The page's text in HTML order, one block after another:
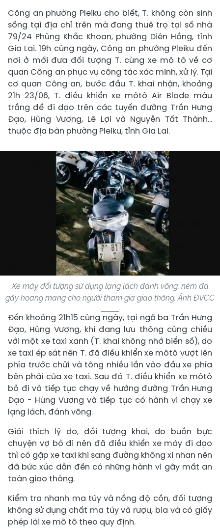
Công an phường Pleiku cho biết, T. không còn sinh
sống tại địa chỉ trên mà đang thuê trọ tại số nhà
79/24 Phùng Khắc Khoan, phường Diên Hồng, tỉnh
Gia Lai. 19h cùng ngày, Công an phường Pleiku đến
nơi ở mới đưa đối tượng T. cùng xe mô tô về cơ
quan Công an phục vụ công tác xác minh, xử lý. Tại
cơ quan Công an, bước đầu T. khai nhận, khoảng
21h 23/06, T. điều khiển xe môtô Air Blade màu
trắng để đi dạo trên các tuyến đường Trần Hưng
Đạo, Hùng Vương, Lê Lợi và Nguyễn Tất Thành...
thuộc địa bàn phường Pleiku, tỉnh Gia Lai.
Xe máy đối tượng sử dụng lạng lách đánh võng, ném đá
gây hoang mang cho người tham gia giao thông. Ảnh ĐVCC
Đến khoảng 21h15 cùng ngày, tại ngã ba Trần Hưng
Đạo, Hùng Vương, khi đang lưu thông cùng chiều
với một xe taxi xanh (T. khai không nhớ biển số), do
xe taxi ép sát nên T. đã điều khiển xe môtô vượt lên
phía trước chửi và tông nhiều lần vào đầu xe phía
bên phải của xe taxi. Sau đó T. điều khiển xe môtô
bỏ đi và tiếp tục chạy về hướng đường Trần Hưng
Đạo - Hùng Vương và tiếp tục có hành vi chạy xe
lạng lách, đánh võng.
Giải thích lý do, đối tượng khai, do buồn bực
chuyện vợ bỏ đi nên đã điều khiển xe máy đi dạo
thì có gặp xe taxi khi sang đường không xi nhan nên
đã bức xúc dẫn đến có những hành vi gây mất an
toàn giao thông.
Kiểm tra nhanh ma túy và nồng độ cồn, đối tượng
không sử dụng chất ma túy và rượu, bia và có giấy
phép lái xe mô tô theo quy định.